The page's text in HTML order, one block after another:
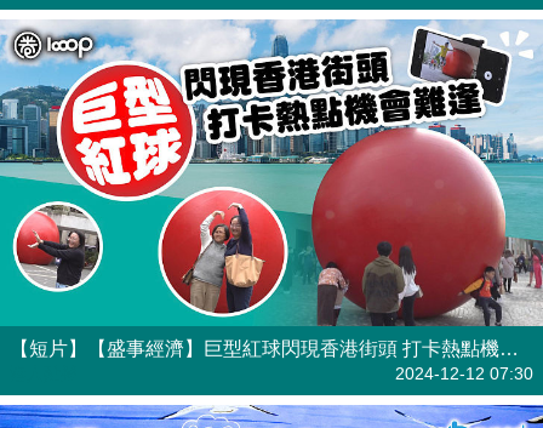
【短片】【盛事經濟】巨型紅球閃現香港街頭 打卡熱點機會難逢
2024-12-12 07:30